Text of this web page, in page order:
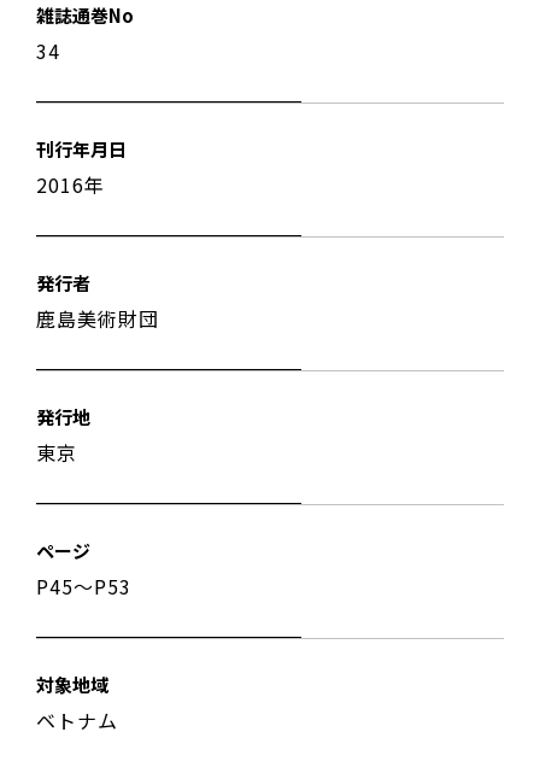
雑誌通巻No
34
刊行年月日
2016年
発行者
鹿島美術財団
発行地
東京
ページ
P45〜P53
対象地域
ベトナム